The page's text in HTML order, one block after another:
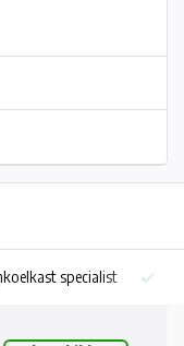
specialist